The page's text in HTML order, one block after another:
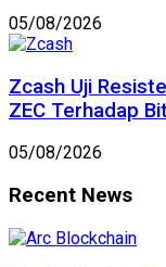
05/08/2026
Zcash Uji
ZEC Terhadap
05/08/2026
Recent News